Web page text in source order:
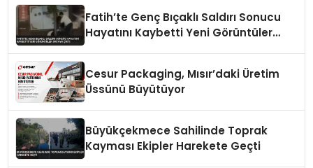
Fatih’te Genç Bıçaklı Saldırı Sonucu
Hayatını Kaybetti Yeni Görüntüler
Cesur Packaging, Mısır’daki Üretim
Üssünü Büyütüyor
Büyükçekmece Sahilinde Toprak
Kayması Ekipler Harekete Geçti